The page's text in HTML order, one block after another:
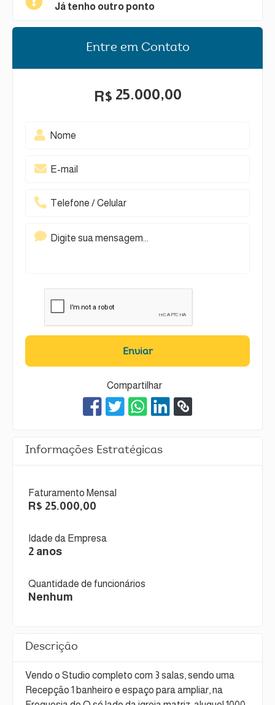
Já tenho outro ponto
Entre em Contato
R$ 25.000,00
Enviar
Compartilhar
Informações Estratégicas
Faturamento Mensal
R$ 25.000,00
Idade da Empresa
2 anos
Quantidade de funcionários
Nenhum
Descrição
Vendo o Studio completo com 3 salas, sendo uma
Recepção 1 banheiro e espaço para ampliar, na